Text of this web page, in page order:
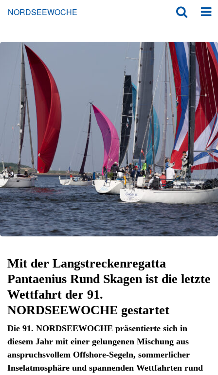
NORDSEEWOCHE
Mit der Langstreckenregatta
Pantaenius Rund Skagen ist die letzte
Wettfahrt der 91.
NORDSEEWOCHE gestartet
Die 91. NORDSEEWOCHE präsentierte sich in
diesem Jahr mit einer gelungenen Mischung aus
anspruchsvollem Offshore-Segeln, sommerlicher
Inselatmosphäre und spannenden Wettfahrten rund